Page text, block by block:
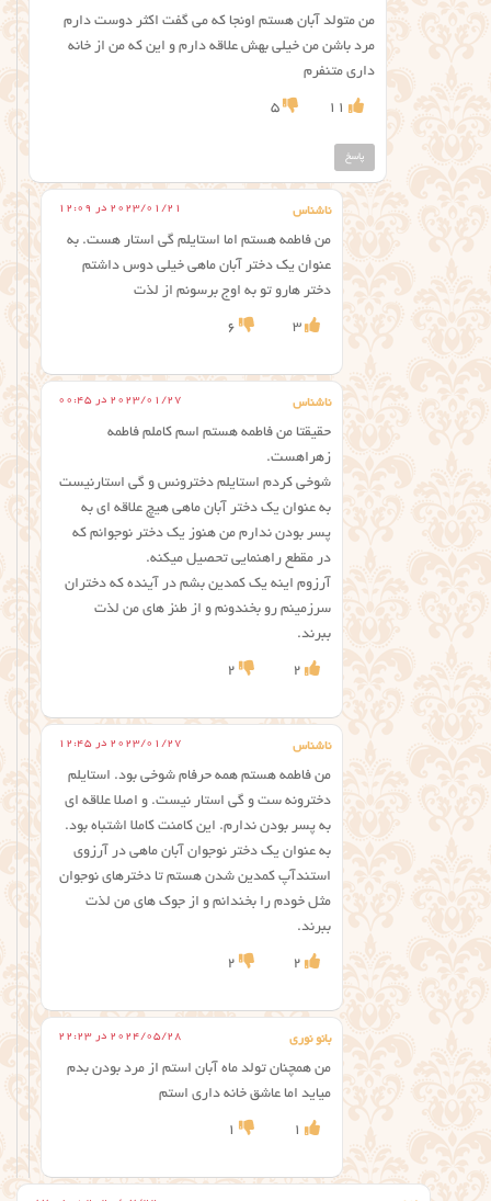
من متولد آبان هستم اونجا که می گفت اکثر دوست دارم
مرد باشن من خیلی بهش علاقه دارم و این که من از خانه
داری متنفرم
11
5
پاسخ
ناشناس 2023/01/21 در 12:09
من فاطمه هستم اما استایلم گی استار هست. به
عنوان یک دختر آبان ماهی خیلی دوس داشتم
دختر هارو تو به اوج برسونم از لذت
3
6
ناشناس 2023/01/27 در 00:45
حقیقتا من فاطمه هستم اسم کاملم فاطمه
زهراهست.
شوخی کردم استایلم دخترونس و گی استارنیست
به عنوان یک دختر آبان ماهی هیچ علاقه ای به
پسر بودن ندارم من هنوز یک دختر نوجوانم که
در مقطع راهنمایی تحصیل میکنه.
آرزوم اینه یک کمدین بشم در آینده که دختران
سرزمینم رو بخندونم و از طنز های من لذت
ببرند.
2
2
ناشناس 2023/01/27 در 12:45
من فاطمه هستم همه حرفام شوخی بود. استایلم
دخترونه ست و گی استار نیست. و اصلا علاقه ای
به پسر بودن ندارم. این کامنت کاملا اشتباه بود.
به عنوان یک دختر نوجوان آبان ماهی در آرزوی
استندآپ کمدین شدن هستم تا دخترهای نوجوان
مثل خودم را بخندانم و از جوک های من لذت
ببرند.
2
2
بانو نوری 2024/05/28 در 22:23
من همچنان تولد ماه آبان استم از مرد بودن بدم
میاید اما عاشق خانه داری استم
1
1